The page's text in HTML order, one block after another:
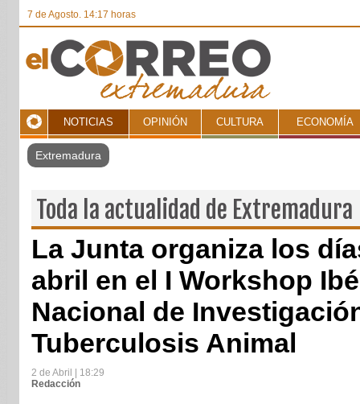
7 de Agosto. 14:17 horas
NOTICIAS OPINIÓN CULTURA ECONOMÍA
Toda la actualidad de Extremadura
La Junta organiza los
abril en el I Workshop
Nacional de
Tuberculosis Animal
2 de Abril | 18:29
Redacción